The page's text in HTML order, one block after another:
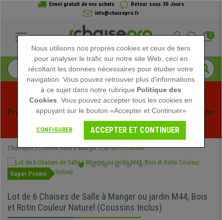
Envoi gratuit de vos achats
Retour sous 30 Jours
info@chaisepro.fr
0
Profitez des soldes d'été chez Chaisepro ! Des réductions
exclusives pour une durée limitée - Voir l'offre
Chaisepro Chaises Salle à Manger Lot de 6 Chaises
Super Promo
Lot de 6 Chaises de Salle à Manger ou jardin M44, Bois
et Rotin Couleur Naturel (Coussins Inclus)
Nous utilisons nos propres cookies et ceux de tiers
pour analyser le trafic sur notre site Web, ceci en
récoltant les données nécessaires pour étudier votre
navigation. Vous pouvez retrouver plus d'informations
à ce sujet dans notre rubrique Politique des
Cookies . Vous pouvez accepter tous les cookies en
appuyant sur le bouton «Accepter et Continuer»
CONFIGURER ACCEPTER ET CONTINUER